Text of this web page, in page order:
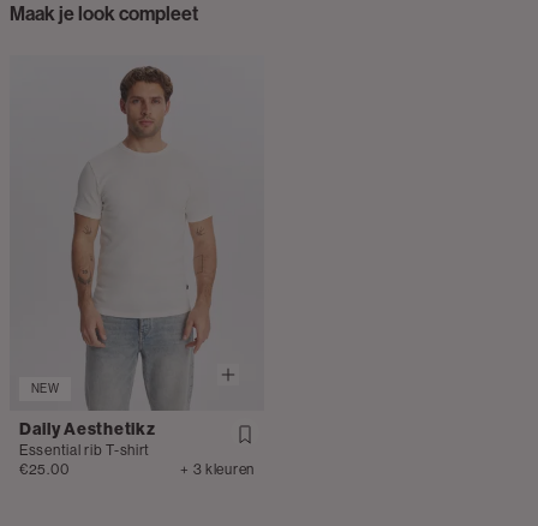
Maak je look compleet
NEW
Daily Aesthetikz
Essential rib T-shirt
€25.00
+ 3 kleuren